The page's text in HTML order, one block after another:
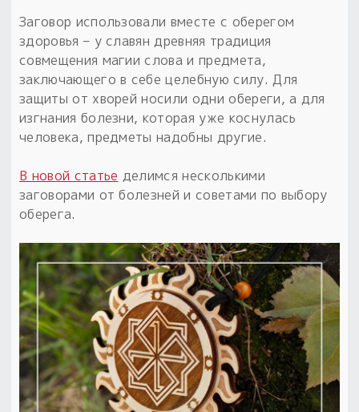
Расходные материалы
Готовые заговоры и обряды
Сундучок
Электронные книги
Приложение для гадания
30 вариантов раскладов по системе Рез Рода:
Для алтаря
Расходные материалы
С чего начать?
Новые книги
в лавке!
Рода.Духи-Хозяева» с колодами
толковники со значениями, раскладами,
Узнать
Пыльный сундучок
большое обновление
Товары со скидкой
Заговор использовали вместе с оберегом
здоровья – у славян древняя традиция
совмещения магии слова и предмета,
заключающего в себе целебную силу. Для
защиты от хворей носили одни обереги, а для
изгнания болезни, которая уже коснулась
человека, предметы надобны другие.
В новой статье делимся несколькими
заговорами от болезней и советами по выбору
оберега.